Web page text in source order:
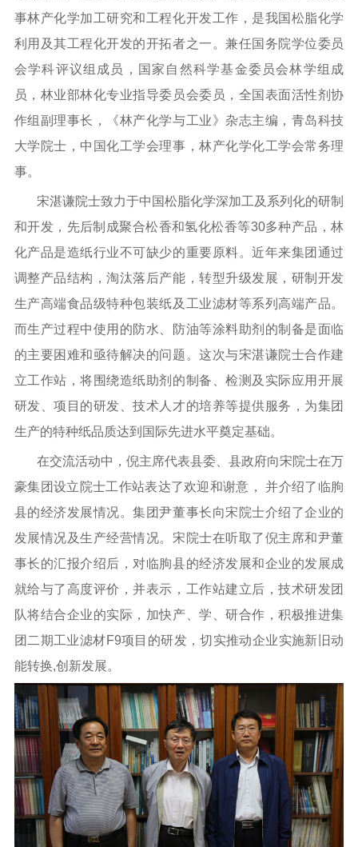
事林产化学加工研究和工程化开发工作，是我国松脂化学
利用及其工程化开发的开拓者之一。兼任国务院学位委员
会学科评议组成员，国家自然科学基金委员会林学组成
员，林业部林化专业指导委员会委员，全国表面活性剂协
作组副理事长，《林产化学与工业》杂志主编，青岛科技
大学院士，中国化工学会理事，林产化学化工学会常务理
事。
宋湛谦院士致力于中国松脂化学深加工及系列化的研制
和开发，先后制成聚合松香和氢化松香等30多种产品，林
化产品是造纸行业不可缺少的重要原料。近年来集团通过
调整产品结构，淘汰落后产能，转型升级发展，研制开发
生产高端食品级特种包装纸及工业滤材等系列高端产品。
而生产过程中使用的防水、防油等涂料助剂的制备是面临
的主要困难和亟待解决的问题。这次与宋湛谦院士合作建
立工作站，将围绕造纸助剂的制备、检测及实际应用开展
研发、项目的研发、技术人才的培养等提供服务，为集团
生产的特种纸品质达到国际先进水平奠定基础。
在交流活动中，倪主席代表县委、县政府向宋院士在万
豪集团设立院士工作站表达了欢迎和谢意， 并介绍了临朐
县的经济发展情况。集团尹董事长向宋院士介绍了企业的
发展情况及生产经营情况。宋院士在听取了倪主席和尹董
事长的汇报介绍后，对临朐县的经济发展和企业的发展成
就给与了高度评价，并表示，工作站建立后，技术研发团
队将结合企业的实际，加快产、学、研合作，积极推进集
团二期工业滤材F9项目的研发，切实推动企业实施新旧动
能转换,创新发展。